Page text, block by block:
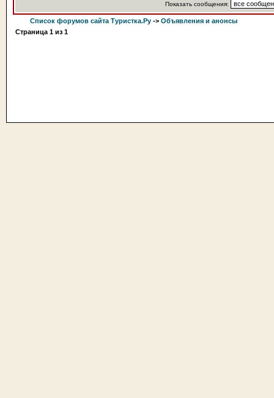
Показать сообщения:
Список форумов сайта Туристка.Ру -> Объявления и анонсы
Страница 1 из 1